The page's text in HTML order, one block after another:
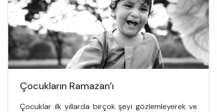
Çocukların Ramazan’ı
Çocuklar ilk yıllarda birçok şeyi gözlemleyerek ve